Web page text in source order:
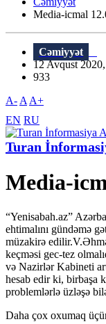
Media-icmal
Cəmiyyət
12 Avqust
933
A- A A+
EN RU
Turan
Media-
“Yenisabah.az”
ehtimalını gündəmə
müzakirə
keçməsi gec-tez
və Nazirlər Kabineti
hesab edir ki, birbaşa
problemlərlə üzləşə
Daha çox oxumaq